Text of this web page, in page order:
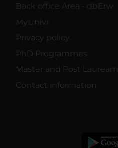
Back office Area - dbErw
MyUnivr
Privacy policy
PhD Programmes
Master and Post Lauream
Contact information